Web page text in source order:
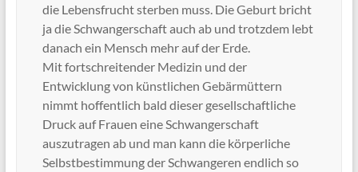
die Lebensfrucht sterben muss. Die Geburt bricht
ja die Schwangerschaft auch ab und trotzdem lebt
danach ein Mensch mehr auf der Erde.
Mit fortschreitender Medizin und der
Entwicklung von künstlichen Gebärmüttern
nimmt hoffentlich bald dieser gesellschaftliche
Druck auf Frauen eine Schwangerschaft
auszutragen ab und man kann die körperliche
Selbstbestimmung der Schwangeren endlich so